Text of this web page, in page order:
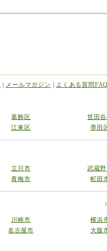
メールマガジン よくある質問
葛飾区
世田
江東区 墨田
立川市
武蔵
青梅市 町田
川崎市
横浜
名古屋市 大阪